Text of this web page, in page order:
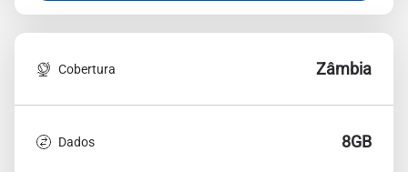
Cobertura Zâmbia
Dados 8GB